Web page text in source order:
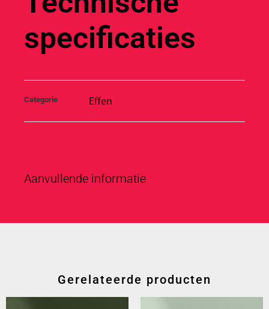
specificaties
Categorie Effen
Aanvullende informatie
Gerelateerde producten